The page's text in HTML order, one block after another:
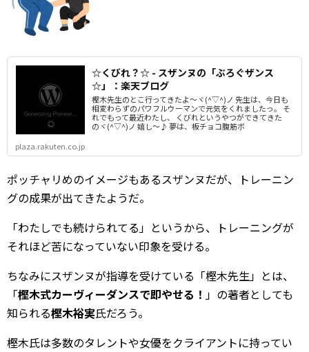
☆くびれ？☆ - スザンヌの「ぶろぐザンス
☆」：楽天ブログ
樫木先生のとこ行ってきたよ～ヾ(^▽^)ノ 先生は、今日も
相変わらずのパワフルウーマンで元気をくれましたっ。 そ
れでもって最近わたし、 くびれというやつができてきた
のヾ(^▽^)ノ 嬉し～♪ 夢は、板チョコ腹筋ボ
plaza.rakuten.co.jp
ポッチャリめのイメージもあるスザンヌだが、トレーニン
グの成果が出てきたようだ。
「わたしでも続けられてる」というから、トレーニングが
それほど苦になっていない印象を受ける。
ちなみにスザンヌが指導を受けている「樫木先生」とは、
「樫木式カーヴィーダンスで即やせる！ 」の著者としても
知られる樫木裕実氏だろう。
樫木氏は多数のタレントや女優をクライアントに持ってい